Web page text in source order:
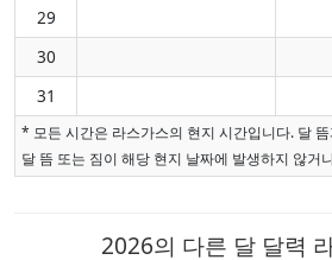
29
30
31
* 모든 시간은 라스가스의 현지 시간입니다. 달
달 뜸 또는 짐이 해당 현지 날짜에 발생하지 않
2026의 다른 달 달력